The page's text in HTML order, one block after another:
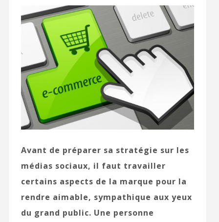
Avant de préparer sa stratégie sur les
médias sociaux, il faut travailler
certains aspects de la marque pour la
rendre aimable, sympathique aux yeux
du grand public. Une personne